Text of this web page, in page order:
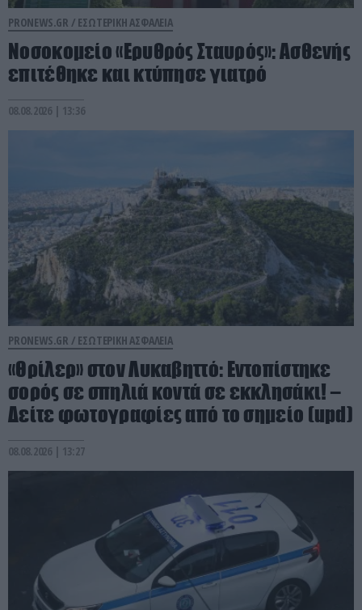
PRONEWS.GR / ΕΣΩΤΕΡΙΚΗ ΑΣΦΑΛΕΙΑ
Νοσοκομείο «Ερυθρός Σταυρός»: Ασθενής
επιτέθηκε και κτύπησε γιατρό
08.08.2026 | 13:36
PRONEWS.GR / ΕΣΩΤΕΡΙΚΗ ΑΣΦΑΛΕΙΑ
«Θρίλερ» στον Λυκαβηττό: Εντοπίστηκε
σορός σε σπηλιά κοντά σε εκκλησάκι! –
Δείτε φωτογραφίες από το σημείο (upd)
08.08.2026 | 13:27